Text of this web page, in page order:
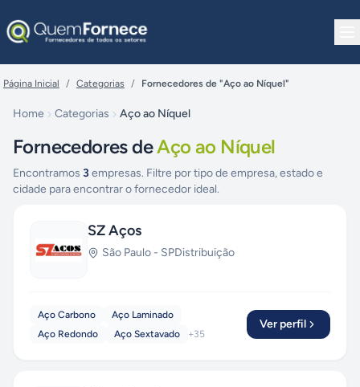
Página Inicial / Categorias / Fornecedores de "Aço ao Níquel"
Home Categorias Aço ao Níquel
Fornecedores deAço ao Níquel
Encontramos 3 empresas. Filtre por tipo de empresa, estado e
cidade para encontrar o fornecedor ideal.
SZ Aços
São Paulo - SPDistribuição
Aço Carbono
Aço Laminado
Aço Redondo
Aço Sextavado +35
Ver perfil